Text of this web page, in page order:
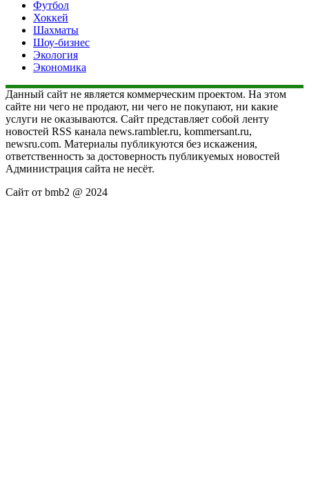
Футбол
Хоккей
Шахматы
Шоу-бизнес
Экология
Экономика
Данный сайт не является коммерческим проектом. На этом
сайте ни чего не продают, ни чего не покупают, ни какие
услуги не оказываются. Сайт представляет собой ленту
новостей RSS канала news.rambler.ru, kommersant.ru,
newsru.com. Материалы публикуются без искажения,
ответственность за достоверность публикуемых новостей
Администрация сайта не несёт.
Сайт от bmb2 @ 2024